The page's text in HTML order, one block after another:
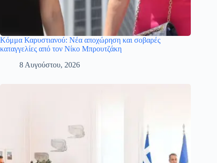
Κόμμα Καρυστιανού: Νέα αποχώρηση και σοβαρές
καταγγελίες από τον Νίκο Μπρουτζάκη
8 Αυγούστου, 2026